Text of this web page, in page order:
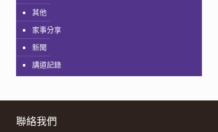
其他
家事分享
新聞
講道記錄
聯絡我們